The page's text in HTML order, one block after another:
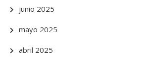
junio 2025
mayo 2025
abril 2025